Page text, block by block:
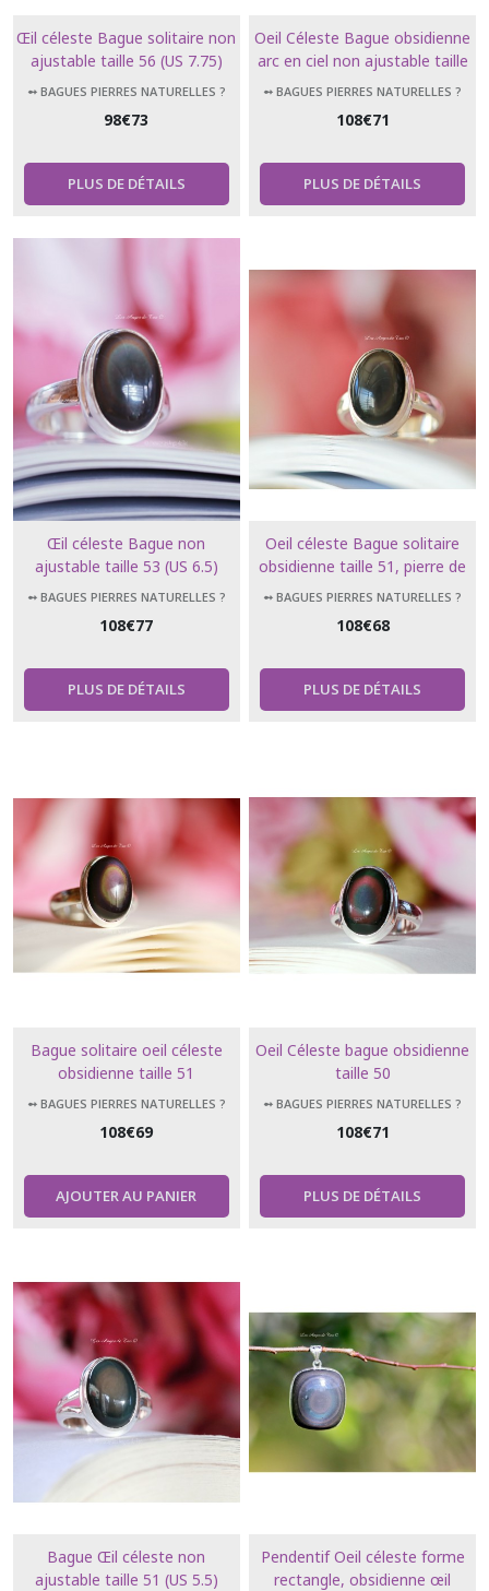
Œil céleste Bague solitaire non
ajustable taille 56 (US 7.75)
obsidienne, pierre de
➻ BAGUES PIERRES NATURELLES ?
98€73
PLUS DE DÉTAILS
Oeil Céleste Bague obsidienne
arc en ciel non ajustable taille
54 (US 7)
➻ BAGUES PIERRES NATURELLES ?
108€71
PLUS DE DÉTAILS
Œil céleste Bague non
ajustable taille 53 (US 6.5)
obsidienne, pierre de
➻ BAGUES PIERRES NATURELLES ?
108€77
PLUS DE DÉTAILS
Oeil céleste Bague solitaire
obsidienne taille 51, pierre de
protection très puissante
➻ BAGUES PIERRES NATURELLES ?
108€68
PLUS DE DÉTAILS
Bague solitaire oeil céleste
obsidienne taille 51
➻ BAGUES PIERRES NATURELLES ?
108€69
AJOUTER AU PANIER
Oeil Céleste bague obsidienne
taille 50
➻ BAGUES PIERRES NATURELLES ?
108€71
PLUS DE DÉTAILS
Bague Œil céleste non
ajustable taille 51 (US 5.5)
Pendentif Oeil céleste forme
rectangle, obsidienne œil